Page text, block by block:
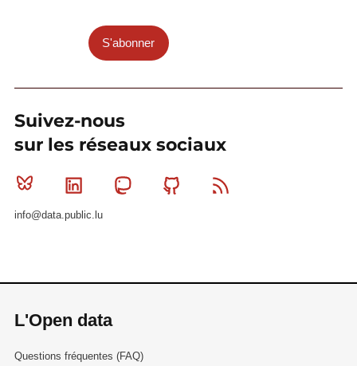
S'abonner
Suivez-nous
sur les réseaux sociaux
Bluesky Linkedin MastodonGithub
info@data.public.lu
L'Open data
Questions fréquentes (FAQ)